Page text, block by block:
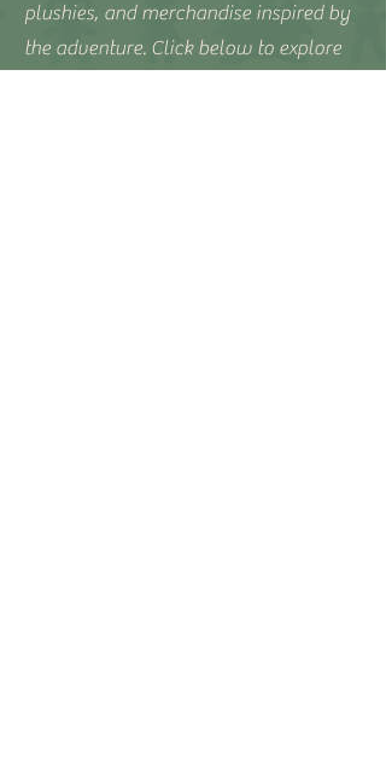
plushies, and merchandise inspired by
the adventure. Click below to explore